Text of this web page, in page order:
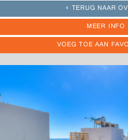
TERUG NAAR
MEER INFO
VOEG TOE AAN